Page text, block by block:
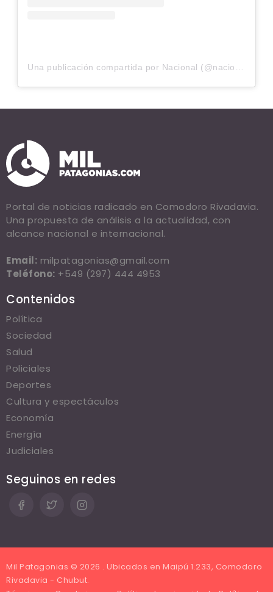
Portal de noticias radicado en Comodoro Rivadavia.
Una propuesta de análisis a la actualidad, con
alcance nacional e internacional.
Email: milpatagonias@gmail.com
Teléfono: +549 (297) 444 4953
Contenidos
Política
Sociedad
Salud
Policiales
Deportes
Cultura y espectáculos
Economía
Energía
Judiciales
Seguinos en redes
Mil Patagonias © 2026 . Ubicados en Maipú 1.233, Comodoro
Rivadavia - Chubut.